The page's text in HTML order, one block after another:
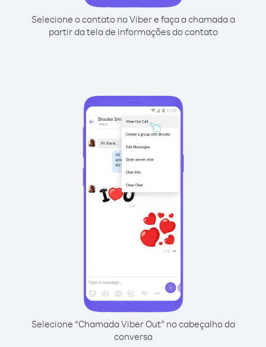
Selecione o contato no Viber e faça a chamada a
partir da tela de informações do contato
Selecione “Chamada Viber Out” no cabeçalho da
conversa